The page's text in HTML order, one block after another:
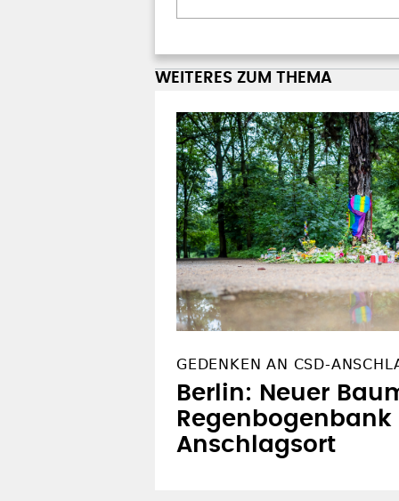
WEITERES ZUM THEMA
GEDENKEN AN CSD-
Berlin: Neuer
Regenbogenbank
Anschlagsort